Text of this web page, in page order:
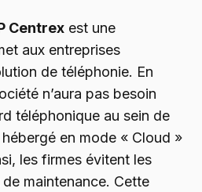
Centrex est une
aux entreprises
de téléphonie. En
n’aura pas besoin
téléphonique au sein de
en mode « Cloud »
les firmes évitent les
maintenance. Cette